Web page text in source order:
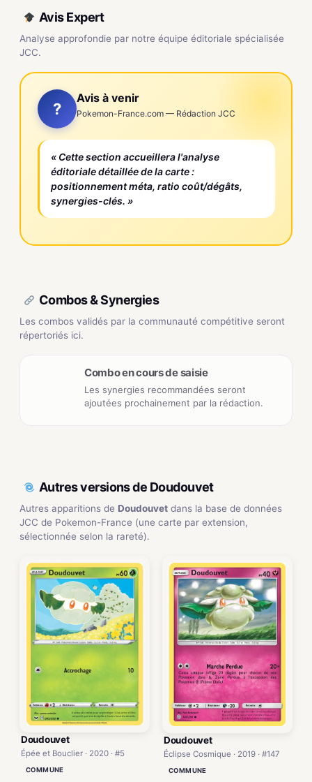
Avis Expert
Analyse approfondie par notre équipe éditoriale spécialisée
JCC.
?
Avis à venir
Pokemon-France.com — Rédaction JCC
« Cette section accueillera l'analyse
éditoriale détaillée de la carte :
positionnement méta, ratio coût/dégâts,
synergies-clés. »
Combos & Synergies
Les combos validés par la communauté compétitive seront
répertoriés ici.
Combo en cours de saisie
Les synergies recommandées seront
ajoutées prochainement par la rédaction.
Autres versions de Doudouvet
Autres apparitions de Doudouvet dans la base de données
JCC de Pokemon-France (une carte par extension,
sélectionnée selon la rareté).
Doudouvet
Épée et Bouclier · 2020 · #5
COMMUNE
Doudouvet
Éclipse Cosmique · 2019 · #147
COMMUNE